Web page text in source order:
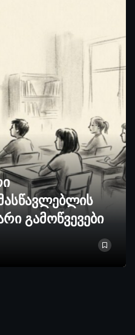
გამოწვევები